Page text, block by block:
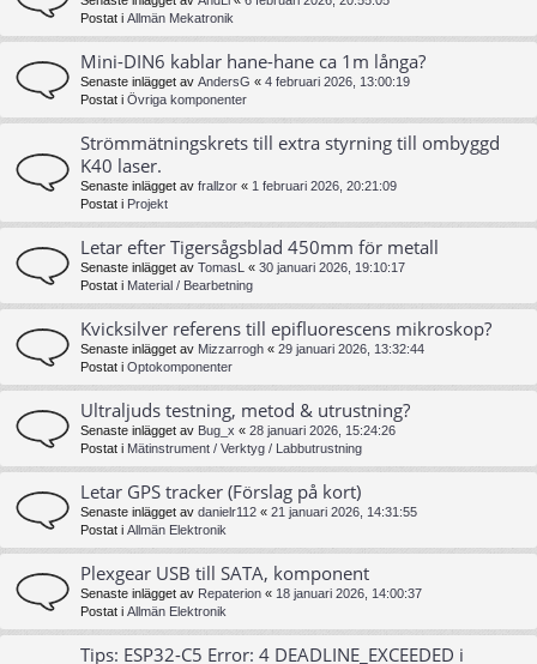
Postat i Allmän Mekatronik
Mini-DIN6 kablar hane-hane ca 1m långa?
Senaste inlägget av AndersG « 4 februari 2026, 13:00:19
Postat i Övriga komponenter
Strömmätningskrets till extra styrning till ombyggd
K40 laser.
Senaste inlägget av frallzor « 1 februari 2026, 20:21:09
Postat i Projekt
Letar efter Tigersågsblad 450mm för metall
Senaste inlägget av TomasL « 30 januari 2026, 19:10:17
Postat i Material / Bearbetning
Kvicksilver referens till epifluorescens mikroskop?
Senaste inlägget av Mizzarrogh « 29 januari 2026, 13:32:44
Postat i Optokomponenter
Ultraljuds testning, metod & utrustning?
Senaste inlägget av Bug_x « 28 januari 2026, 15:24:26
Postat i Mätinstrument / Verktyg / Labbutrustning
Letar GPS tracker (Förslag på kort)
Senaste inlägget av danielr112 « 21 januari 2026, 14:31:55
Postat i Allmän Elektronik
Plexgear USB till SATA, komponent
Senaste inlägget av Repaterion « 18 januari 2026, 14:00:37
Postat i Allmän Elektronik
Tips: ESP32-C5 Error: 4 DEADLINE_EXCEEDED i